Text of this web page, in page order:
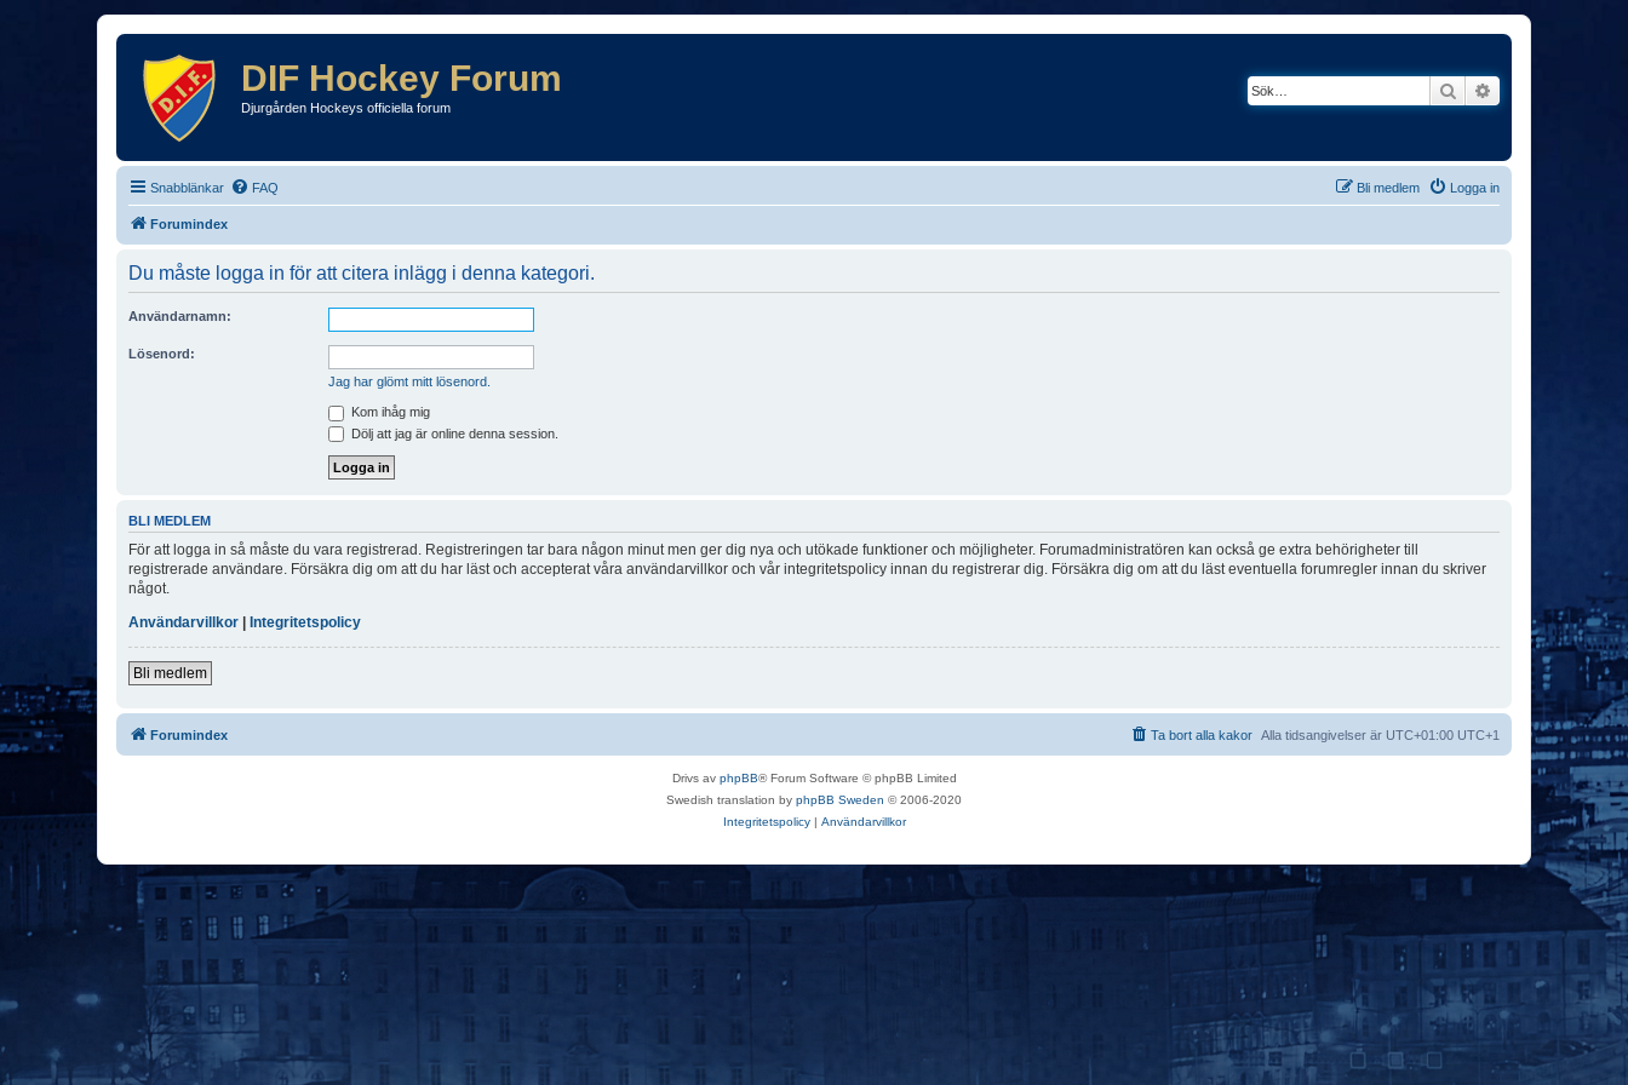
DIF Hockey Forum
Djurgården Hockeys officiella forum
Sök
Snabblänkar FAQ Logga in
Bli medlem
Forumindex
Du måste logga in för att citera inlägg i denna kategori.
Användarnamn:
Lösenord:
Jag har glömt mitt lösenord.
Kom ihåg mig
Dölj att jag är online denna session.
BLI MEDLEM
För att logga in så måste du vara registrerad. Registreringen tar bara någon minut men ger dig nya och utökade funktioner och möjligheter. Forumadministratören kan också ge extra behörigheter till
registrerade användare. Försäkra dig om att du har läst och accepterat våra användarvillkor och vår integritetspolicy innan du registrerar dig. Försäkra dig om att du läst eventuella forumregler innan du skriver
något.
Användarvillkor | Integritetspolicy
Bli medlem
Forumindex Alla tidsangivelser är UTC+01:00 UTC+1
Ta bort alla kakor
Drivs av phpBB® Forum Software © phpBB Limited
Swedish translation by phpBB Sweden © 2006-2020
Integritetspolicy| Användarvillkor